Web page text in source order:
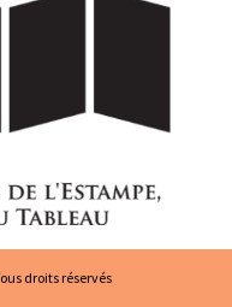
droits réservés